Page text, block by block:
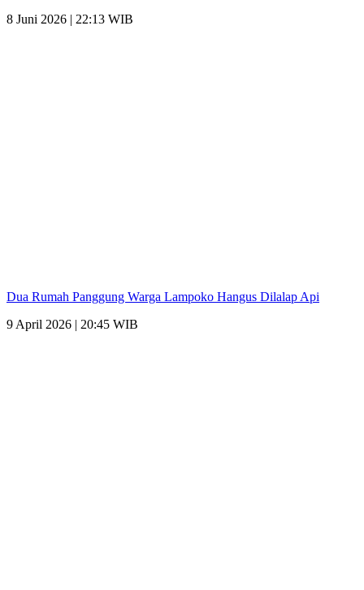
8 Juni 2026 | 22:13 WIB
Dua Rumah Panggung Warga Lampoko Hangus Dilalap Api
9 April 2026 | 20:45 WIB